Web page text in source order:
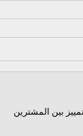
بين المشترين